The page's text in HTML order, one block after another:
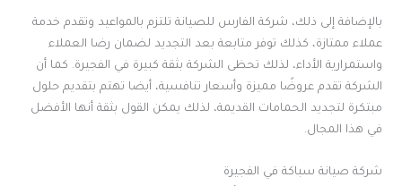
بالإضافة إلى ذلك، شركة الفارس للصيانة تلتزم بالمواعيد وتقدم خدمة
عملاء ممتازة، كذلك توفر متابعة بعد التجديد لضمان رضا العملاء
واستمرارية الأداء، لذلك تحظى الشركة بثقة كبيرة في الفجيرة. كما أن
الشركة تقدم عروضًا مميزة وأسعار تنافسية، أيضا تهتم بتقديم حلول
مبتكرة لتجديد الحمامات القديمة، لذلك يمكن القول بثقة أنها الأفضل
في هذا المجال.
شركة صيانة سباكة في الفجيرة